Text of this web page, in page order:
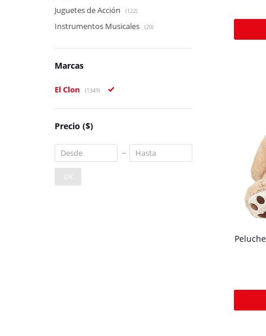
Juguetes de Acción (122)
Instrumentos Musicales (20)
Marcas
El Clon (1349)
Precio ($)
OK